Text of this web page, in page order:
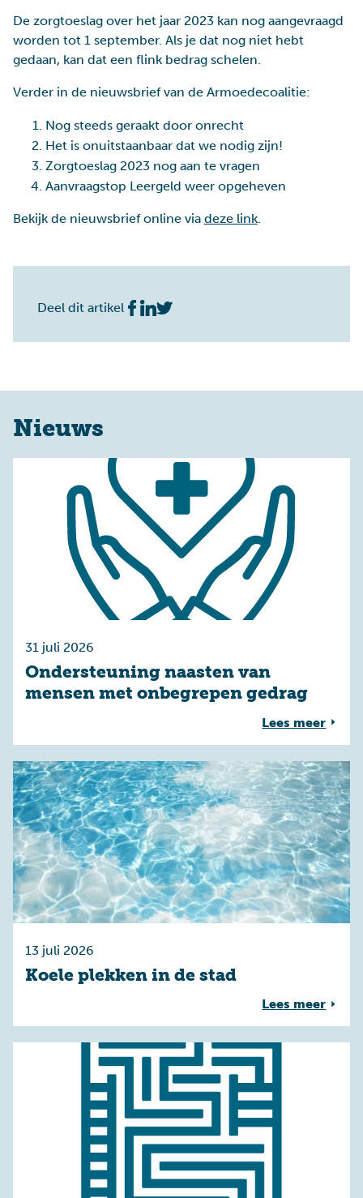
De zorgtoeslag over het jaar 2023 kan nog aangevraagd
worden tot 1 september. Als je dat nog niet hebt
gedaan, kan dat een flink bedrag schelen.
Verder in de nieuwsbrief van de Armoedecoalitie:
Nog steeds geraakt door onrecht
Het is onuitstaanbaar dat we nodig zijn!
Zorgtoeslag 2023 nog aan te vragen
Aanvraagstop Leergeld weer opgeheven
Bekijk de nieuwsbrief online via deze link.
Deel dit artikel
Nieuws
31 juli 2026
Ondersteuning naasten van
mensen met onbegrepen gedrag
Lees meer
13 juli 2026
Koele plekken in de stad
Lees meer